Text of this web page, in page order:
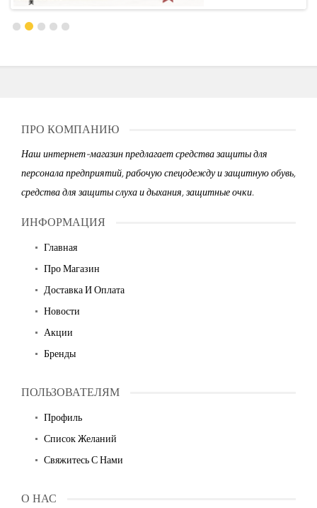
ПРО КОМПАНИЮ
Наш интернет-магазин предлагает средства защиты для
персонала предприятий, рабочую спецодежду и защитную обувь,
средства для защиты слуха и дыхания, защитные очки.
ИНФОРМАЦИЯ
Главная
Про Магазин
Доставка И Оплата
Новости
Акции
Бренды
ПОЛЬЗОВАТЕЛЯМ
Профиль
Список Желаний
Свяжитесь С Нами
О НАС